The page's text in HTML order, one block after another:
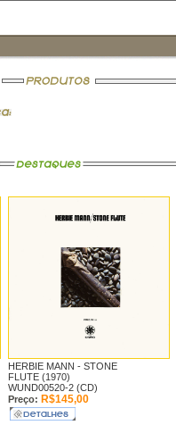
HERBIE MANN - STONE
FLUTE (1970)
WUND00520-2 (CD)
Preço: R$145,00